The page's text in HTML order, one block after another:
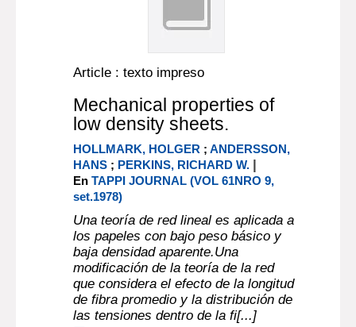
Article : texto impreso
Mechanical properties of
low density sheets.
HOLLMARK, HOLGER ;ANDERSSON,
HANS ; PERKINS, RICHARD W. |
EnTAPPI JOURNAL (VOL 61NRO 9,
set.1978)
Una teoría de red lineal es aplicada a
los papeles con bajo peso básico y
baja densidad aparente.Una
modificación de la teoría de la red
que considera el efecto de la longitud
de fibra promedio y la distribución de
las tensiones dentro de la fi[...]